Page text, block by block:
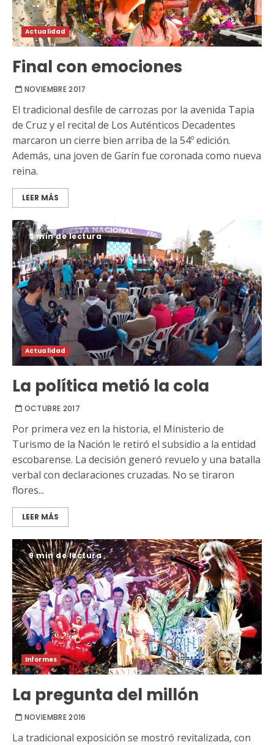
Actualidad
Final con emociones
NOVIEMBRE 2017
El tradicional desfile de carrozas por la avenida Tapia
de Cruz y el recital de Los Auténticos Decadentes
marcaron un cierre bien arriba de la 54º edición.
Además, una joven de Garín fue coronada como nueva
reina.
LEER MÁS
3 min de lectura
Actualidad
La política metió la cola
OCTUBRE 2017
Por primera vez en la historia, el Ministerio de
Turismo de la Nación le retiró el subsidio a la entidad
escobarense. La decisión generó revuelo y una batalla
verbal con declaraciones cruzadas. No se tiraron
flores...
LEER MÁS
9 min de lectura
Informes
La pregunta del millón
NOVIEMBRE 2016
La tradicional exposición se mostró revitalizada, con